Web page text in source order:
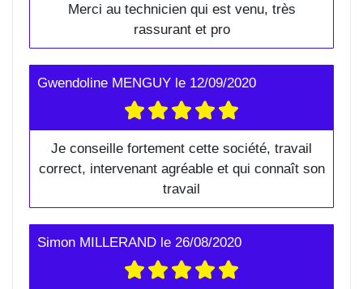
Merci au technicien qui est venu, très
rassurant et pro
Gwendoline MENGUY le 12/09/2020
Je conseille fortement cette société, travail
correct, intervenant agréable et qui connaît son
travail
Simon MILLERAND le 26/08/2020